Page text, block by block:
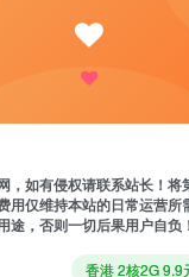
请付费后查看
R0.9 超
立即购买
前未登录！建议登陆后购
，如有侵权请联系站长！将
用仅维持本站的日常运营所
途，否则一切后果用户自负！
香港 2核2G 9.9